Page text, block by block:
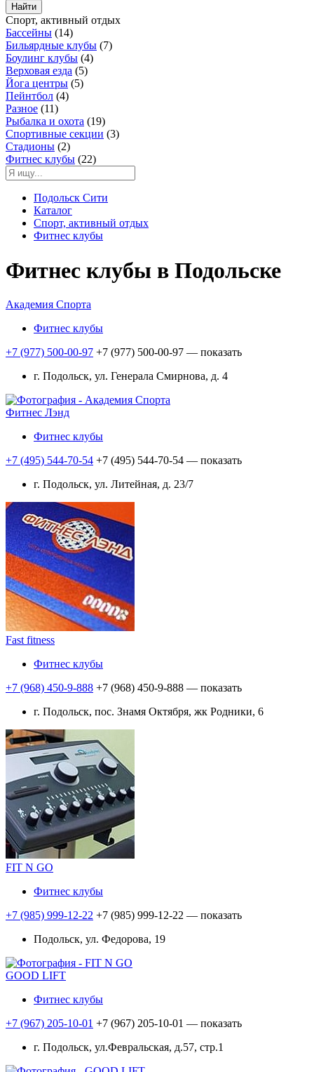
Найти
Спорт, активный отдых
Бассейны (14)
Бильярдные клубы (7)
Боулинг клубы (4)
Верховая езда (5)
Йога центры (5)
Пейнтбол (4)
Разное (11)
Рыбалка и охота (19)
Спортивные секции (3)
Стадионы (2)
Фитнес клубы (22)
Подольск Сити
Каталог
Спорт, активный отдых
Фитнес клубы
Фитнес клубы в Подольске
Академия Спорта
Фитнес клубы
+7 (977) 500-00-97 +7 (977) 500-00-97 — показать
г. Подольск, ул. Генерала Смирнова, д. 4
Фитнес Лэнд
Фитнес клубы
+7 (495) 544-70-54 +7 (495) 544-70-54 — показать
г. Подольск, ул. Литейная, д. 23/7
Fast fitness
Фитнес клубы
+7 (968) 450-9-888 +7 (968) 450-9-888 — показать
г. Подольск, пос. Знамя Октября, жк Родники, 6
FIT N GO
Фитнес клубы
+7 (985) 999-12-22 +7 (985) 999-12-22 — показать
Подольск, ул. Федорова, 19
GOOD LIFT
Фитнес клубы
+7 (967) 205-10-01 +7 (967) 205-10-01 — показать
г. Подольск, ул.Февральская, д.57, стр.1